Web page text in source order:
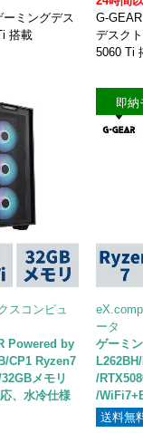
ミングデス
搭載
G-
デスク
5060 Ti
スコンピュ
Powered by
CP1 Ryzen7
メモリ
、水冷仕様
即納
ータ
ゲーミ
/
/
送料無